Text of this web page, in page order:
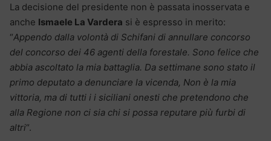
La decisione del presidente non è passata inosservata e
anche Ismaele La Vardera si è espresso in merito:
“Appendo dalla volontà di Schifani di annullare concorso
del concorso dei 46 agenti della forestale. Sono felice che
abbia ascoltato la mia battaglia. Da settimane sono stato il
primo deputato a denunciare la vicenda, Non è la mia
vittoria, ma di tutti i i siciliani onesti che pretendono che
alla Regione non ci sia chi si possa reputare più furbi di
altri“.